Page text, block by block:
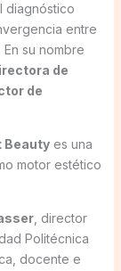
diagnóstico
entre
su nombre
de
de
Beautyes una
motor estético
, director
Politécnica
docente e